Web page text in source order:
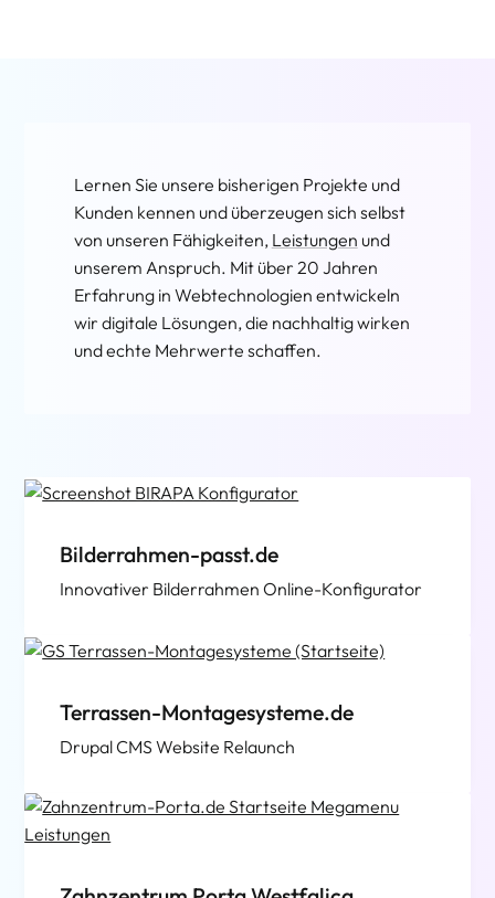
Lernen Sie unsere bisherigen Projekte und
Kunden kennen und überzeugen sich selbst
von unseren Fähigkeiten, Leistungen und
unserem Anspruch. Mit über 20 Jahren
Erfahrung in Webtechnologien entwickeln
wir digitale Lösungen, die nachhaltig wirken
und echte Mehrwerte schaffen.
Bilderrahmen-passt.de
Innovativer Bilderrahmen Online-Konfigurator
Terrassen-Montagesysteme.de
Drupal CMS Website Relaunch